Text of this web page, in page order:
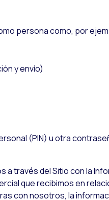
persona como, por
y envío)
(PIN) u otra
a través del Sitio con la
que recibimos en
con nosotros, la